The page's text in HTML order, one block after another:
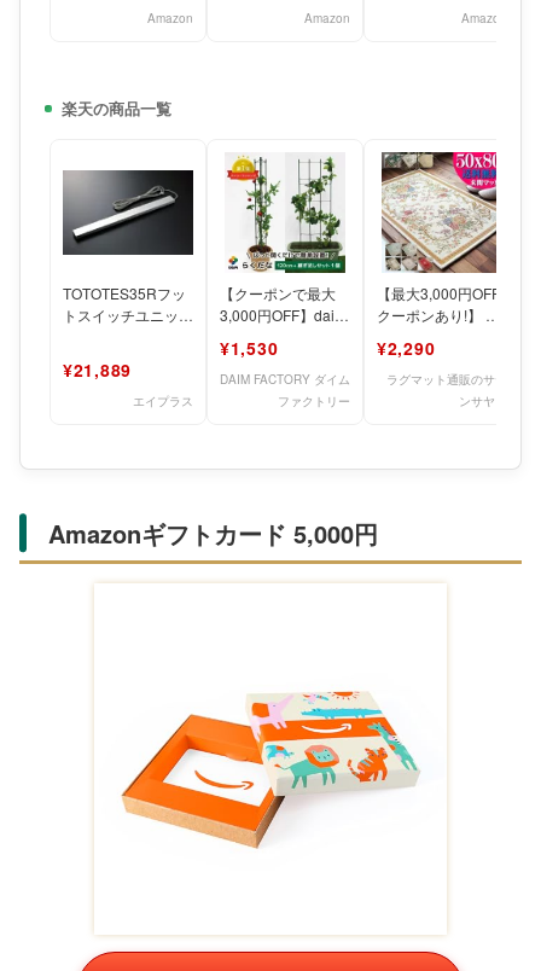
Amazon Amazon Amazon
楽天の商品一覧
TOTOTES35Rフッ
トスイッチユニット
¥21,889
エイプラス
【クーポンで最大
3,000円OFF】daim
120cm+継ぎ足し
¥1,530
DAIM FACTORY ダイム
ファクトリー
【最大3,000円OFF
クーポンあり!】 玄
50×80 風水 お
¥2,290
ラグマット通販のサヤ
ンサヤン
Amazonギフトカード 5,000円